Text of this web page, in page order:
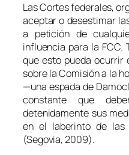
Las Cortes federales,
aceptar o desestimar
a petición de
influencia para la FCC.
que esto pueda ocurrir
sobre la Comisión a la
—una espada de
constante que
detenidamente sus
en el laberinto de las
(Segovia, 2009).